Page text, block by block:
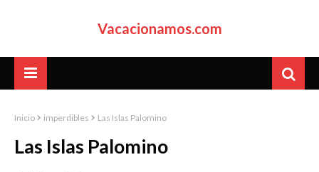
Vacacionamos.com
Inicio imperdibles Las Islas Palomino
Las Islas Palomino